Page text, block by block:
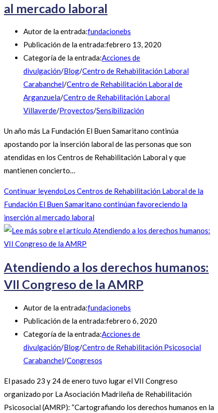
al mercado laboral
Autor de la entrada:fundacionebs
Publicación de la entrada:febrero 13, 2020
Categoría de la entrada:Acciones de
divulgación/Blog/Centro de Rehabilitación Laboral
Carabanchel/Centro de Rehabilitación Laboral de
Arganzuela/Centro de Rehabilitación Laboral
Villaverde/Proyectos/Sensibilización
Un año más La Fundación El Buen Samaritano continúa
apostando por la inserción laboral de las personas que son
atendidas en los Centros de Rehabilitación Laboral y que
mantienen concierto…
Continuar leyendoLos Centros de Rehabilitación Laboral de la
Fundación El Buen Samaritano continúan favoreciendo la
inserción al mercado laboral
Atendiendo a los derechos humanos:
VII Congreso de la AMRP
Autor de la entrada:fundacionebs
Publicación de la entrada:febrero 6, 2020
Categoría de la entrada:Acciones de
divulgación/Blog/Centro de Rehabilitación Psicosocial
Carabanchel/Congresos
El pasado 23 y 24 de enero tuvo lugar el VII Congreso
organizado por La Asociación Madrileña de Rehabilitación
Psicosocial (AMRP): “Cartografiando los derechos humanos en la